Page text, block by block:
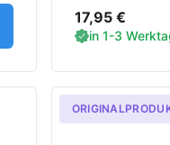
in den Warenkorb
17,95 €
in 1-3